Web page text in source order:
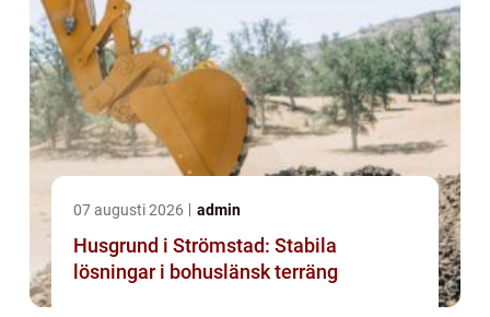
07 augusti 2026 admin
Husgrund i Strömstad: Stabila
lösningar i bohuslänsk terräng